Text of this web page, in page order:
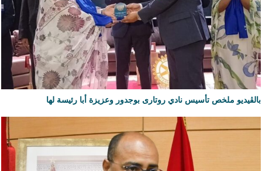
بالڨيديو ملخص تأسيس نادي روتارى بوجدور وعزيزة أبا رئيسة لها